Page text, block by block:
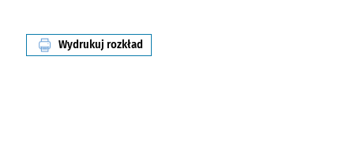
Wydrukuj rozkład
linii nr 247